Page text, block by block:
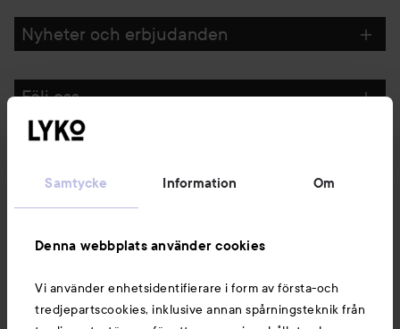
Samtycke Information Om
Denna webbplats använder cookies
Vi använder enhetsidentifierare i form av första-och
tredjepartscookies, inklusive annan spårningsteknik från
Nyheter och erbjudanden
Följ oss
Du kanske också gillar